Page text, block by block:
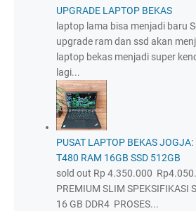
UPGRADE LAPTOP BEKAS
laptop lama bisa menjadi baru
upgrade ram dan ssd akan
laptop bekas menjadi super
lagi...
PUSAT LAPTOP BEKAS
T480 RAM 16GB SSD 512GB
sold out Rp 4.350.000
PREMIUM SLIM SPEKSIFIKASI
16 GB DDR4 PROSES...